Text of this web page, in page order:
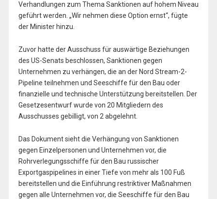
Verhandlungen zum Thema Sanktionen auf hohem Niveau
geführt werden. „Wir nehmen diese Option ernst“, fügte
der Minister hinzu.
Zuvor hatte der Ausschuss für auswärtige Beziehungen
des US-Senats beschlossen, Sanktionen gegen
Unternehmen zu verhängen, die an der Nord Stream-2-
Pipeline teilnehmen und Seeschiffe für den Bau oder
finanzielle und technische Unterstützung bereitstellen. Der
Gesetzesentwurf wurde von 20 Mitgliedern des
Ausschusses gebilligt, von 2 abgelehnt.
Das Dokument sieht die Verhängung von Sanktionen
gegen Einzelpersonen und Unternehmen vor, die
Rohrverlegungsschiffe für den Bau russischer
Exportgaspipelines in einer Tiefe von mehr als 100 Fuß
bereitstellen und die Einführung restriktiver Maßnahmen
gegen alle Unternehmen vor, die Seeschiffe für den Bau